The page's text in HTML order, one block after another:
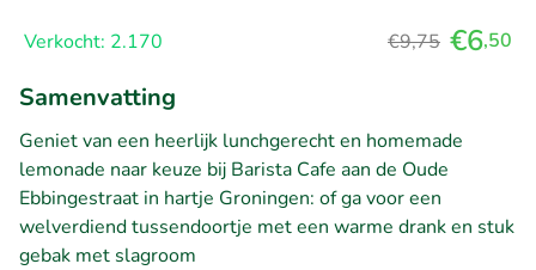
Verkocht: 2.170 €9,75 €6,50
Samenvatting
Geniet van een heerlijk lunchgerecht en homemade
lemonade naar keuze bij Barista Cafe aan de Oude
Ebbingestraat in hartje Groningen: of ga voor een
welverdiend tussendoortje met een warme drank en stuk
gebak met slagroom